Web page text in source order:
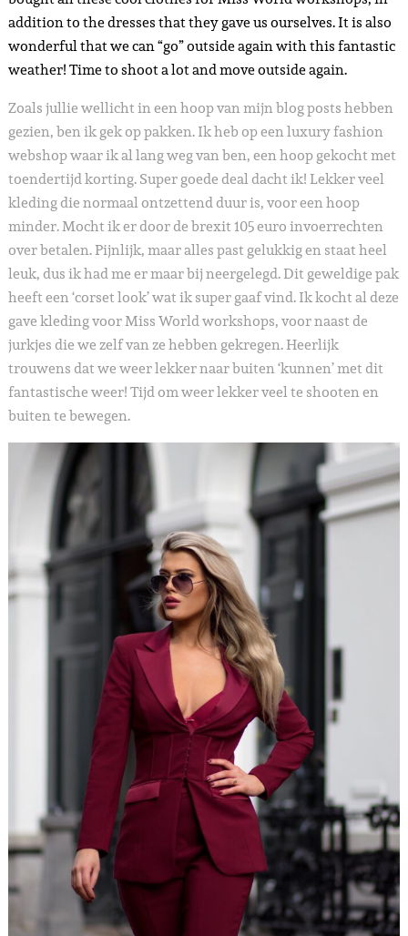
addition to the dresses that they gave us ourselves. It is also
wonderful that we can “go” outside again with this fantastic
weather! Time to shoot a lot and move outside again.
Zoals jullie wellicht in een hoop van mijn blog posts hebben
gezien, ben ik gek op pakken. Ik heb op een luxury fashion
webshop waar ik al lang weg van ben, een hoop gekocht met
toendertijd korting. Super goede deal dacht ik! Lekker veel
kleding die normaal ontzettend duur is, voor een hoop
minder. Mocht ik er door de brexit 105 euro invoerrechten
over betalen. Pijnlijk, maar alles past gelukkig en staat heel
leuk, dus ik had me er maar bij neergelegd. Dit geweldige pak
heeft een ‘corset look’ wat ik super gaaf vind. Ik kocht al deze
gave kleding voor Miss World workshops, voor naast de
jurkjes die we zelf van ze hebben gekregen. Heerlijk
trouwens dat we weer lekker naar buiten ‘kunnen’ met dit
fantastische weer! Tijd om weer lekker veel te shooten en
buiten te bewegen.